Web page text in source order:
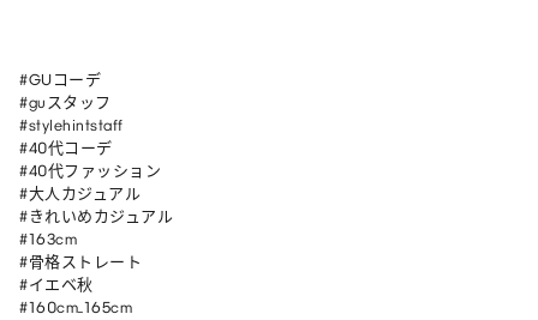
#GUコーデ
#guスタッフ
#stylehintstaff
#40代コーデ
#40代ファッション
#大人カジュアル
#きれいめカジュアル
#163cm
#骨格ストレート
#イエベ秋
#160cm_165cm